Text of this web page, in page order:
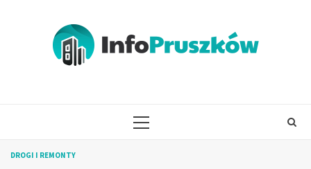
PRIMARY
DROGI I REMONTY